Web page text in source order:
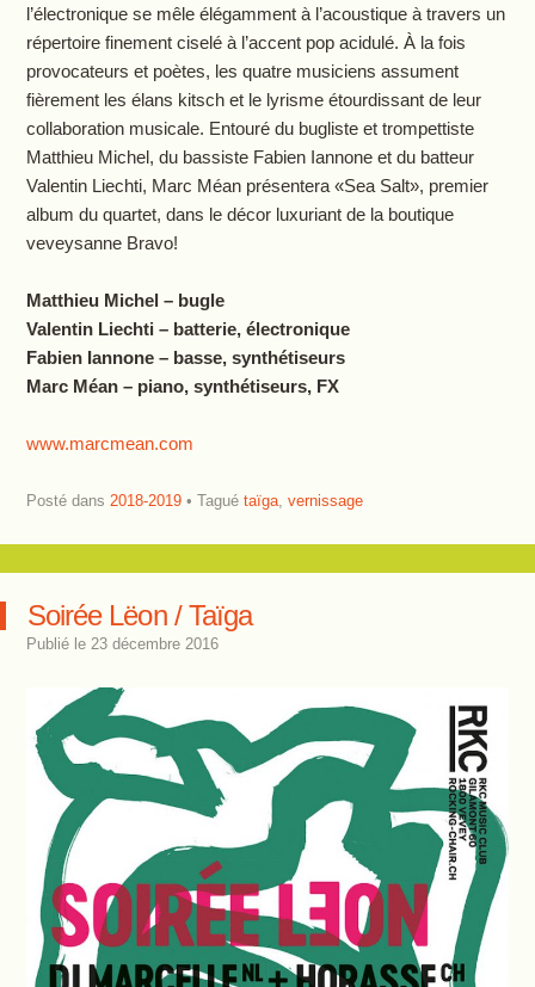
l’électronique se mêle élégamment à l’acoustique à travers un
répertoire finement ciselé à l’accent pop acidulé. À la fois
provocateurs et poètes, les quatre musiciens assument
fièrement les élans kitsch et le lyrisme étourdissant de leur
collaboration musicale. Entouré du bugliste et trompettiste
Matthieu Michel, du bassiste Fabien Iannone et du batteur
Valentin Liechti, Marc Méan présentera «Sea Salt», premier
album du quartet, dans le décor luxuriant de la boutique
veveysanne Bravo!
Matthieu Michel – bugle
Valentin Liechti – batterie, électronique
Fabien Iannone – basse, synthétiseurs
Marc Méan – piano, synthétiseurs, FX
www.marcmean.com
Posté dans 2018-2019 Tagué taïga, vernissage
Soirée Lëon / Taïga
Publié le 23 décembre 2016